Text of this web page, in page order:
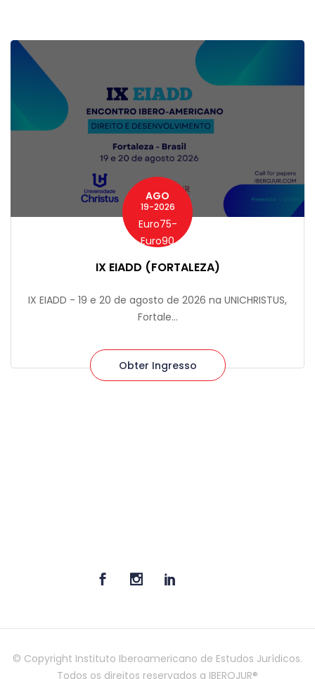
AGO
19-2026
Euro75-
Euro90
IX EIADD (FORTALEZA)
IX EIADD - 19 e 20 de agosto de 2026 na UNICHRISTUS,
Fortale...
Obter Ingresso
© Copyright Instituto Iberoamericano de Estudos Jurídicos.
Todos os direitos reservados a IBEROJUR®